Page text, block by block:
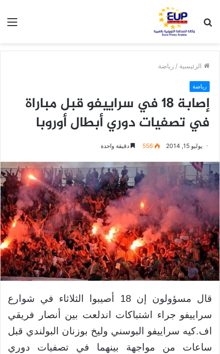
عن
الرئيسية / رياضة
رياضة
إصابة 18 في سراييفو قبل مباراة
في تصفيات دوري أبطال أوروبا
يوليو 15, 2014 556 دقيقة واحدة
قال مسؤولون إن 18 أصيبوا الثلاثاء في شوارع
سراييفو جراء اشتباكات اندلعت بين أنصار فريقي
اف.كيه سراييفو البوسني وليخ بوزنان البولندي قبل
ساعات من مواجهة بينهما في تصفيات دوري